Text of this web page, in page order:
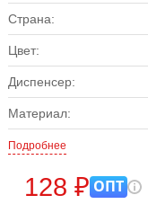
Страна:
Цвет:
Диспенсер:
Материал:
Подробнее
128 ₽ ОПТ